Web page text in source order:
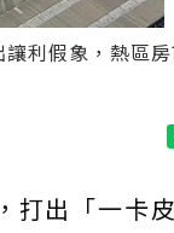
利假象，熱區
打出「一卡